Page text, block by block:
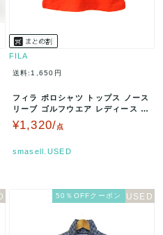
FILA
送料:1,650円
フィラ ポロシャツ トップス ノース
リーブ ゴルフウエア レディース M
サイズ オレンジ×白 FIL…
¥1,320/点
smasell.USED
50％OFFクーポン